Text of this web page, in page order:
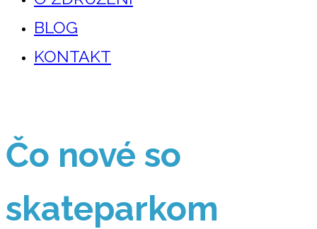
BLOG
KONTAKT
Čo nové so
skateparkom